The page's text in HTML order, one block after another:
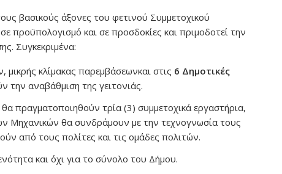
βασικούς άξονες του φετινού Συμμετοχικού
προϋπολογισμό και σε προσδοκίες και πριμοδοτεί την
Συγκεκριμένα:
κλίμακας παρεμβάσεωνκαι στις 6 Δημοτικές
την αναβάθμιση της γειτονιάς.
πραγματοποιηθούν τρία (3) συμμετοχικά εργαστήρια,
Μηχανικών θα συνδράμουν με την τεχνογνωσία τους
από τους πολίτες και τις ομάδες πολιτών.
και όχι για το σύνολο του Δήμου.